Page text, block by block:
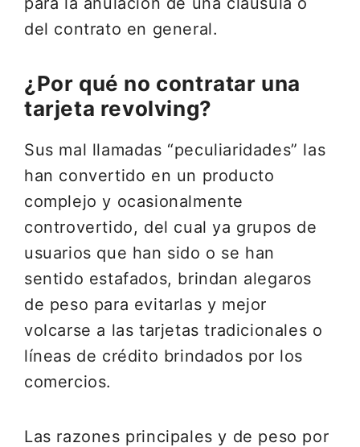
del contrato en general.
¿Por qué no contratar una
tarjeta revolving?
Sus mal llamadas “peculiaridades” las
han convertido en un producto
complejo y ocasionalmente
controvertido, del cual ya grupos de
usuarios que han sido o se han
sentido estafados, brindan alegaros
de peso para evitarlas y mejor
volcarse a las tarjetas tradicionales o
líneas de crédito brindados por los
comercios.
Las razones principales y de peso por